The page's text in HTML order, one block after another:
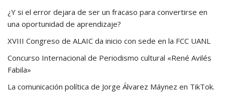
¿Y si el error dejara de ser un fracaso para convertirse en
una oportunidad de aprendizaje?
XVIII Congreso de ALAIC da inicio con sede en la FCC UANL
Concurso Internacional de Periodismo cultural «René Avilés
Fabila»
La comunicación política de Jorge Álvarez Máynez en TikTok.